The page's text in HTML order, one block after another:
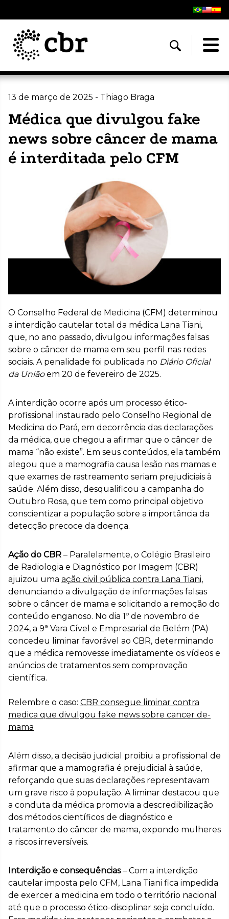
13 de março de 2025 - Thiago Braga
Médica que divulgou fake
news sobre câncer de mama
é interditada pelo CFM
O Conselho Federal de Medicina (CFM) determinou
a interdição cautelar total da médica Lana Tiani,
que, no ano passado, divulgou informações falsas
sobre o câncer de mama em seu perfil nas redes
sociais. A penalidade foi publicada no Diário Oficial
da Uniãoem 20 de fevereiro de 2025.
A interdição ocorre após um processo ético-
profissional instaurado pelo Conselho Regional de
Medicina do Pará, em decorrência das declarações
da médica, que chegou a afirmar que o câncer de
mama “não existe”. Em seus conteúdos, ela também
alegou que a mamografia causa lesão nas mamas e
que exames de rastreamento seriam prejudiciais à
saúde. Além disso, desqualificou a campanha do
Outubro Rosa, que tem como principal objetivo
conscientizar a população sobre a importância da
detecção precoce da doença.
Ação do CBR – Paralelamente, o Colégio Brasileiro
de Radiologia e Diagnóstico por Imagem (CBR)
ajuizou uma ação civil pública contra Lana Tiani,
denunciando a divulgação de informações falsas
sobre o câncer de mama e solicitando a remoção do
conteúdo enganoso. No dia 1º de novembro de
2024, a 9ª Vara Cível e Empresarial de Belém (PA)
concedeu liminar favorável ao CBR, determinando
que a médica removesse imediatamente os vídeos e
anúncios de tratamentos sem comprovação
científica.
Relembre o caso: CBR consegue liminar contra
medica que divulgou fake news sobre cancer de-
mama
Além disso, a decisão judicial proibiu a profissional de
afirmar que a mamografia é prejudicial à saúde,
reforçando que suas declarações representavam
um grave risco à população. A liminar destacou que
a conduta da médica promovia a descredibilização
dos métodos científicos de diagnóstico e
tratamento do câncer de mama, expondo mulheres
a riscos irreversíveis.
Interdição e consequências– Com a interdição
cautelar imposta pelo CFM, Lana Tiani fica impedida
de exercer a medicina em todo o território nacional
até que o processo ético-disciplinar seja concluído.